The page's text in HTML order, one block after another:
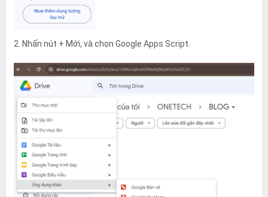
2. Nhấn nút + Mới, và chọn Google Apps Script.